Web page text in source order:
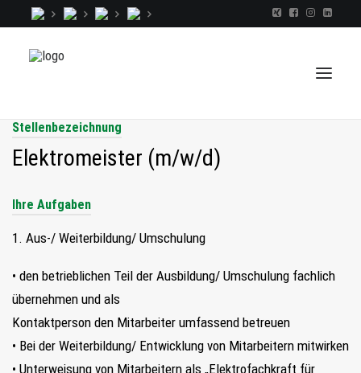
TALENTINDEX
CONSULTING
JOBS
Stellenbezeichnung
Elektromeister (m/w/d)
Ihre Aufgaben
1. Aus-/ Weiterbildung/ Umschulung
• den betrieblichen Teil der Ausbildung/ Umschulung fachlich
übernehmen und als
Kontaktperson den Mitarbeiter umfassend betreuen
• Bei der Weiterbildung/ Entwicklung von Mitarbeitern mitwirken
• Unterweisung von Mitarbeitern als „Elektrofachkraft für